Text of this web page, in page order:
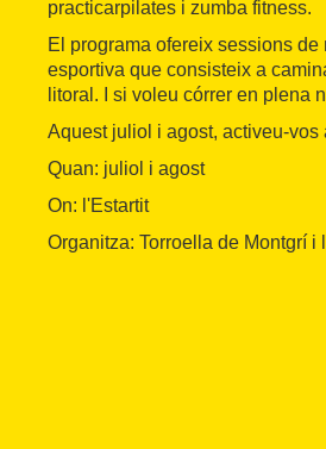
practicarpilates i zumba fitness.
El programa ofereix sessions
esportiva que consisteix a
litoral. I si voleu córrer en plena
Aquest juliol i agost, activeu-vos
Quan: juliol i agost
On: l'Estartit
Organitza: Torroella de Montgrí i